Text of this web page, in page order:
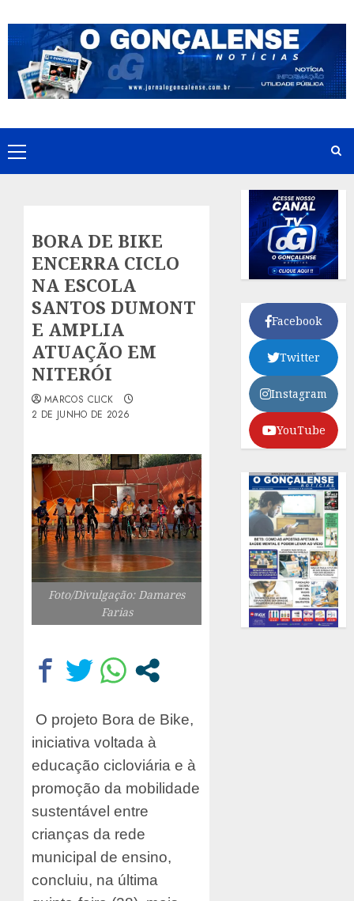
to
content
Primary
Menu
BORA DE BIKE
ENCERRA CICLO
NA ESCOLA
SANTOS DUMONT
E AMPLIA
ATUAÇÃO EM
NITERÓI
MARCOS CLICK
2 DE JUNHO DE 2026
Foto/Divulgação: Damares
Farias
O projeto Bora de Bike,
iniciativa voltada à
educação cicloviária e à
promoção da mobilidade
sustentável entre
crianças da rede
municipal de ensino,
concluiu, na última
Facebook
Twitter
Instagram
YouTube